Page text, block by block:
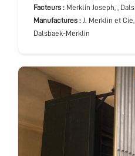
Facteurs : Merklin Joseph, ,
Manufactures : J. Merklin et
Dalsbaek-Merklin